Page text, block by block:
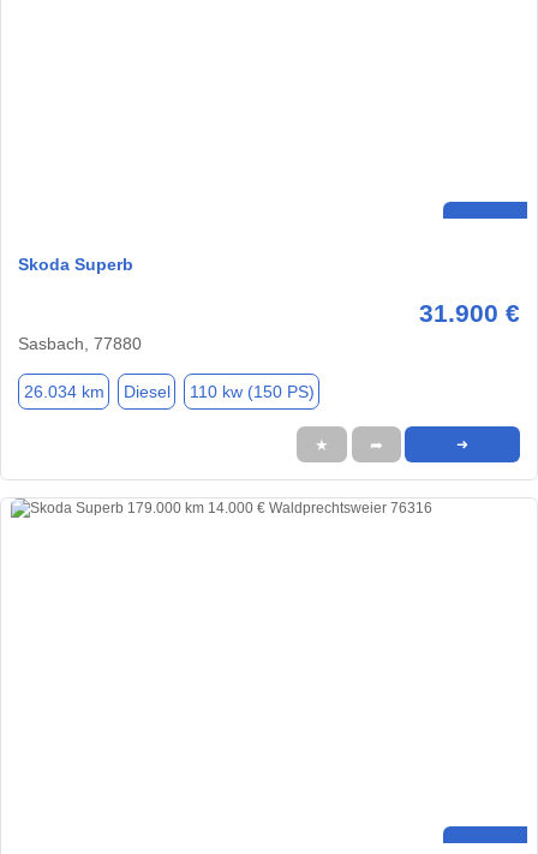
Skoda Superb
31.900 €
Sasbach, 77880
26.034 km Diesel 110 kw (150 PS)
★ ➦ ➜